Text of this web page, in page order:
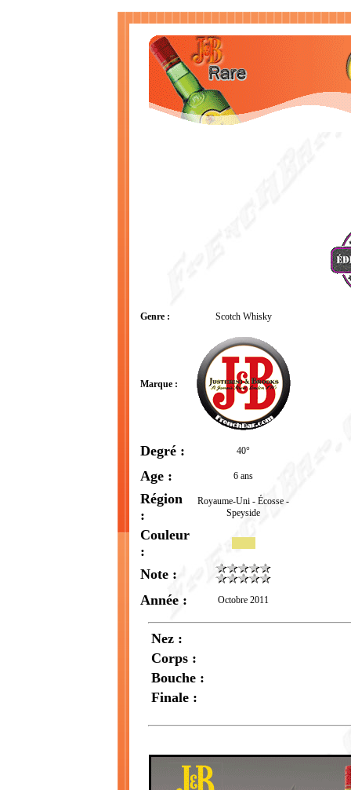
Genre : Scotch Whisky
Marque :
Degré : 40°
Age : 6 ans
Région
:
Royaume-Uni - Écosse -
Speyside
Couleur
:
Note :
Année :
Octobre 2011
Nez :
Corps :
Bouche :
Finale :